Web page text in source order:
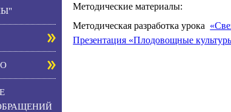
Методические материалы:
Методическая разработка урока
Презентация «Плодовощные